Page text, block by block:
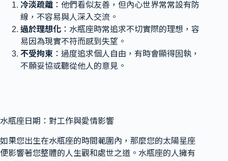
冷淡疏離 ：他們看似友善，但內心世界常常設有防
線，不容易與人深入交流。
過於理想化 ：水瓶座時常追求不切實際的理想，容
易因為現實不符而感到失望。
不受拘束 ：過度追求個人自由，有時會顯得固執，
不願妥協或聽從他人的意見。
水瓶座日期：對工作與愛情影響
如果您出生在水瓶座的時間範圍內，那麼您的太陽星座
便影響著您整體的人生觀和處世之道。水瓶座的人擁有